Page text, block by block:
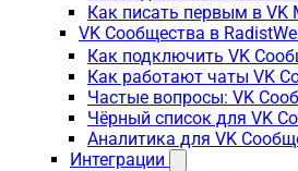
Как писать первым в VK
VK Сообщества в
Как подключить VK
Как работают чаты VK
Частые вопросы: VK
Чёрный список для VK
Аналитика для VK
Интеграции